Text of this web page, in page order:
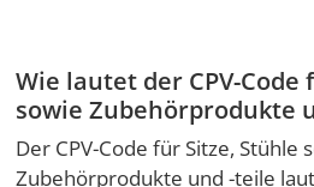
Wie lautet der CPV-Code
sowie Zubehörprodukte
Der CPV-Code für Sitze, Stühle
Zubehörprodukte und -teile